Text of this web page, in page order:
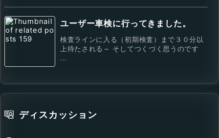
ユーザー車検に行ってきました。
検査ラインに入る（初期検査）まで３０分以
上待たされる～ そしてつくづく思うのです
...
ディスカッション